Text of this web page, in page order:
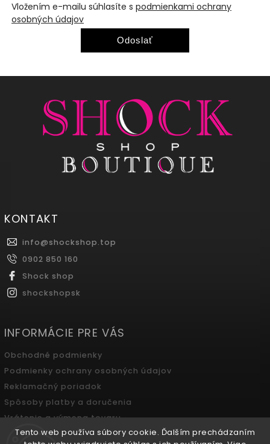
Tento web používa súbory cookie. Ďalším prechádzaním
Vložením e-mailu súhlasíte s podmienkami ochrany
osobných údajov
Odoslať
KONTAKT
info@shockshop.top
0902 850 160
Shock shop
shockshopsk
INFORMÁCIE PRE VÁS
Obchodné podmienky
Podmienky ochrany osobných údajov
Reklamačný poriadok
Spôsoby platby a doručenia
Vrátenie a výmena tovaru
Odstúpenie od zmluvy